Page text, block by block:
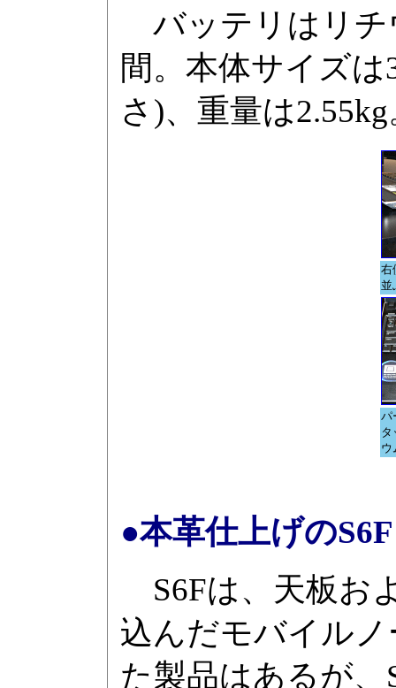
バッテリはリチ
間。本体サイズは
さ)、重量は
右
並
パ
タ
ウ
●本革仕上げのS6F
S6Fは、天板お
込んだモバイル
た製品はあるが